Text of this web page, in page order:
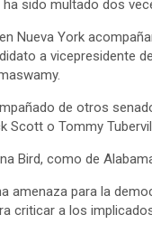
sido multado dos
Nueva York
a vicepresidente
de otros
Scott o Tommy
Bird, como de
amenaza para la
criticar a los